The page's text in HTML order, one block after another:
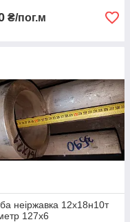
₴/пог.м
неіржавка 12х18н10т
127х6